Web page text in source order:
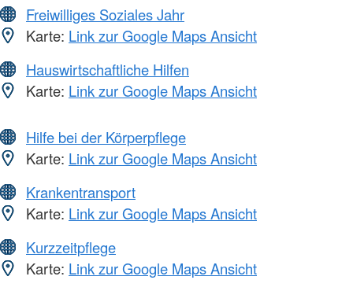
Freiwilliges Soziales Jahr
Karte: Link zur Google Maps Ansicht
Hauswirtschaftliche Hilfen
Karte: Link zur Google Maps Ansicht
Hilfe bei der Körperpflege
Karte: Link zur Google Maps Ansicht
Krankentransport
Karte: Link zur Google Maps Ansicht
Kurzzeitpflege
Karte: Link zur Google Maps Ansicht